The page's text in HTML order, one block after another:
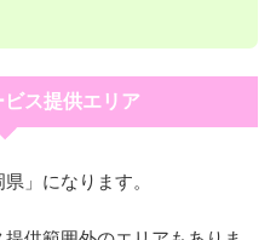
ス提供エリア
」になります。